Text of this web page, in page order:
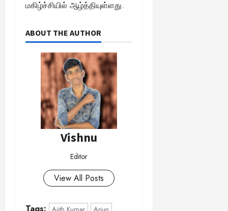
மகிழ்ச்சியில் ஆழ்த்தியுள்ளது.
ABOUT THE AUTHOR
Vishnu
Editor
View All Posts
Tags: Ajith Kumar
Arjun